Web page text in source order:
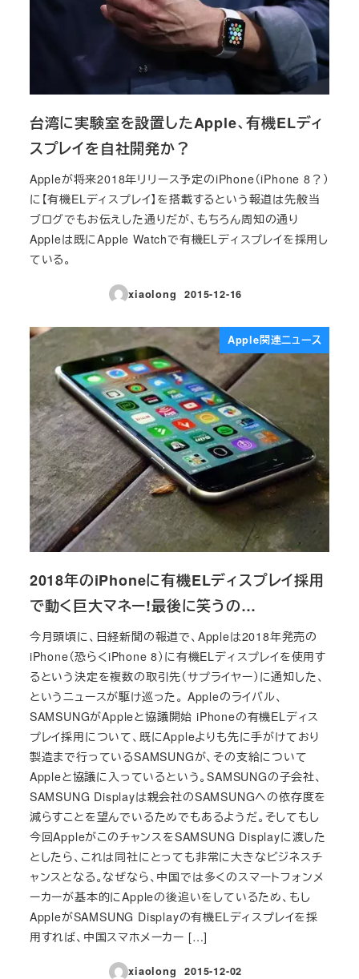
台湾に実験室を設置したApple、有機ELディ
スプレイを自社開発か？
Appleが将来2018年リリース予定のiPhone（iPhone 8？）
に【有機ELディスプレイ】を搭載するという報道は先般当
ブログでもお伝えした通りだが、もちろん周知の通り
Appleは既にApple Watchで有機ELディスプレイを採用し
ている。
xiaolong
投稿日
2015-12-16
Apple関連ニュース
2018年のiPhoneに有機ELディスプレイ採用
で動く巨大マネー!最後に笑うの…
今月頭頃に、日経新聞の報道で、Appleは2018年発売の
iPhone（恐らくiPhone 8）に有機ELディスプレイを使用す
るという決定を複数の取引先（サプライヤー）に通知した、
というニュースが駆け巡った。 Appleのライバル、
SAMSUNGがAppleと協議開始 iPhoneの有機ELディス
プレイ採用について、既にAppleよりも先に手がけており
製造まで行っているSAMSUNGが、その支給について
Appleと協議に入っているという。SAMSUNGの子会社、
SAMSUNG Displayは親会社のSAMSUNGへの依存度を
減らすことを望んでいるためでもあるようだ。そしてもし
今回AppleがこのチャンスをSAMSUNG Displayに渡した
としたら、これは同社にとっても非常に大きなビジネスチ
ャンスとなる。なぜなら、中国では多くのスマートフォンメ
ーカーが基本的にAppleの後追いをしているため、もし
AppleがSAMSUNG Displayの有機ELディスプレイを採
用すれば、中国スマホメーカー […]
xiaolong 2015-12-02